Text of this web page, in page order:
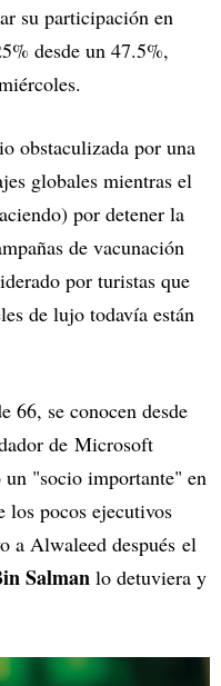
su participación en
desde un 47.5%,
obstaculizada por una
globales mientras el
por detener la
de vacunación
por turistas que
de lujo todavía están
66, se conocen desde
de Microsoft
"socio importante" en
los pocos ejecutivos
a Alwaleed después el
Salman lo detuviera y